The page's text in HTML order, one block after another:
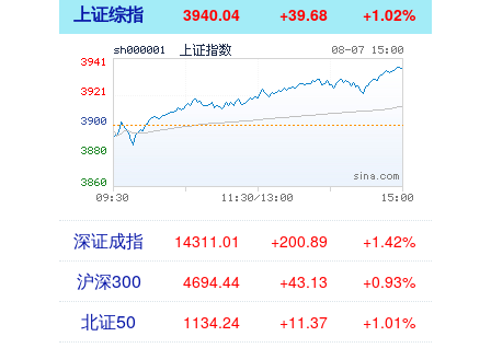
上证综指 3940.04 +39.68 +1.02%
深证成指 14311.01 +200.89 +1.42%
沪深300 4694.44 +43.13 +0.93%
北证50 1134.24 +11.37 +1.01%